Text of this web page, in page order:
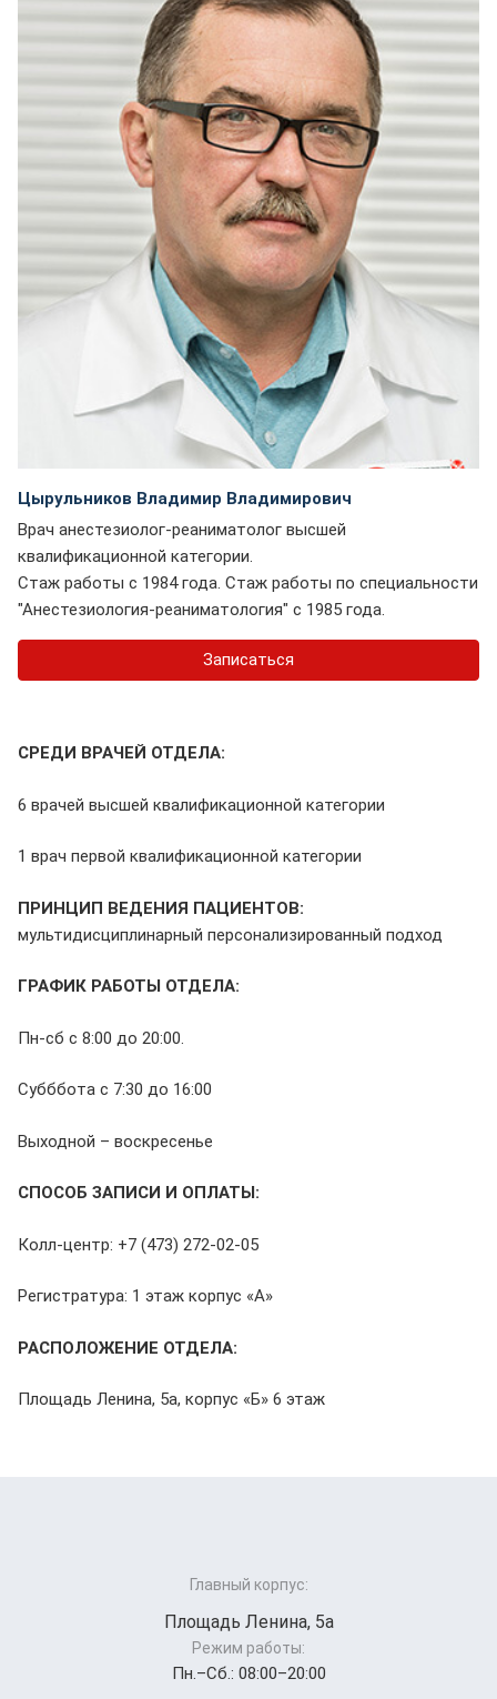
Цырульников Владимир Владимирович
Врач анестезиолог-реаниматолог высшей
квалификационной категории.
Стаж работы с 1984 года. Стаж работы по специальности
"Анестезиология-реаниматология" с 1985 года.
Записаться
СРЕДИ ВРАЧЕЙ ОТДЕЛА:
6 врачей высшей квалификационной категории
1 врач первой квалификационной категории
ПРИНЦИП ВЕДЕНИЯ ПАЦИЕНТОВ:
мультидисциплинарный персонализированный подход
ГРАФИК РАБОТЫ ОТДЕЛА:
Пн-сб с 8:00 до 20:00.
Субббота с 7:30 до 16:00
Выходной – воскресенье
СПОСОБ ЗАПИСИ И ОПЛАТЫ:
Колл-центр: +7 (473) 272-02-05
Регистратура: 1 этаж корпус «А»
РАСПОЛОЖЕНИЕ ОТДЕЛА:
Площадь Ленина, 5а, корпус «Б» 6 этаж
Главный корпус:
Площадь Ленина, 5а
Режим работы:
Пн.–Cб.: 08:00–20:00